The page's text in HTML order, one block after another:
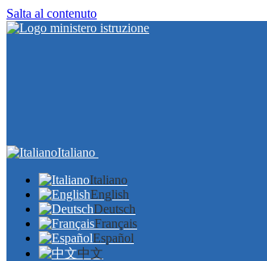
Salta al contenuto
Italiano
Italiano
English
Deutsch
Français
Español
中文